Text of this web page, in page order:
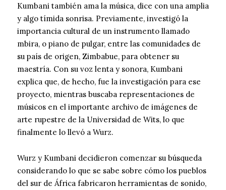
Kumbani también ama la música, dice con una amplia
y algo tímida sonrisa. Previamente, investigó la
importancia cultural de un instrumento llamado
mbira, o piano de pulgar, entre las comunidades de
su país de origen, Zimbabue, para obtener su
maestría. Con su voz lenta y sonora, Kumbani
explica que, de hecho, fue la investigación para ese
proyecto, mientras buscaba representaciones de
músicos en el importante archivo de imágenes de
arte rupestre de la Universidad de Wits, lo que
finalmente lo llevó a Wurz.
Wurz y Kumbani decidieron comenzar su búsqueda
considerando lo que se sabe sobre cómo los pueblos
del sur de África fabricaron herramientas de sonido,